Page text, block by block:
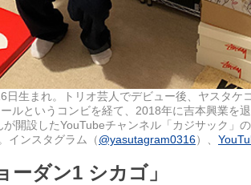
生まれ。トリオ芸人でデビュー後、ヤスタケ
ルというコンビを経て、2018年に吉本興業を
開設したYouTubeチャンネル「カジサック」
インスタグラム（@yasutagram0316）、
ダン1 シカゴ」